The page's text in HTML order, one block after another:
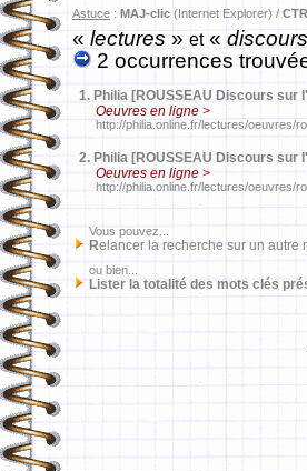
Astuce : MAJ-clic (Internet Explorer) /
«lectures » et« discours
2 occurrences
1. Philia [ROUSSEAU Discours sur
Oeuvres en ligne >
http://philia.online.fr/lectures/oeuvres/
2. Philia [ROUSSEAU Discours sur
Oeuvres en ligne >
http://philia.online.fr/lectures/oeuvres/
Vous pouvez...
Relancer la recherche sur un autre
ou bien...
Lister la totalité des mots clés